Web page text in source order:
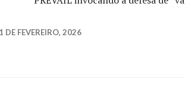
e SLAUGHTER TO PREVAIL:
DE FEVEREIRO, 2026